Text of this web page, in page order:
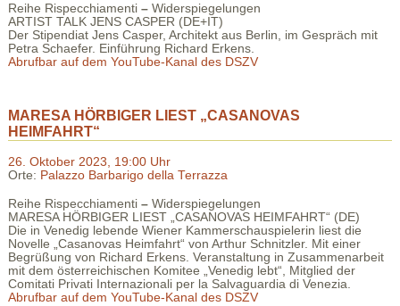
Reihe Rispecchiamenti –Widerspiegelungen
ARTIST TALK JENS CASPER (DE+IT)
Der Stipendiat Jens Casper, Architekt aus Berlin, im Gespräch mit
Petra Schaefer. Einführung Richard Erkens.
Abrufbar auf dem YouTube-Kanal des DSZV
MARESA HÖRBIGER LIEST „CASANOVAS
HEIMFAHRT“
26. Oktober 2023, 19:00 Uhr
Orte: Palazzo Barbarigo della Terrazza
Reihe Rispecchiamenti –Widerspiegelungen
MARESA HÖRBIGER LIEST „CASANOVAS HEIMFAHRT“ (DE)
Die in Venedig lebende Wiener Kammerschauspielerin liest die
Novelle „Casanovas Heimfahrt“ von Arthur Schnitzler. Mit einer
Begrüßung von Richard Erkens. Veranstaltung in Zusammenarbeit
mit dem österreichischen Komitee „Venedig lebt“, Mitglied der
Comitati Privati Internazionali per la Salvaguardia di Venezia.
Abrufbar auf dem YouTube-Kanal des DSZV